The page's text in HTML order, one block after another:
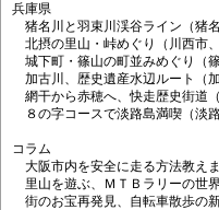
兵庫県
猪名川と羽束川渓谷ライン（猪名
北摂の里山・峠めぐり（川西市、
城下町・篠山の町並みめぐり（篠
加古川、歴史遺産水辺ルート（加
網干から赤穂へ、快走歴史街道
８の字コースで淡路島満喫（淡
コラム
大阪市内を安全に走る方法教え
里山を遊ぶ、ＭＴＢラリーの世
街のお宝再発見、自転車散歩の